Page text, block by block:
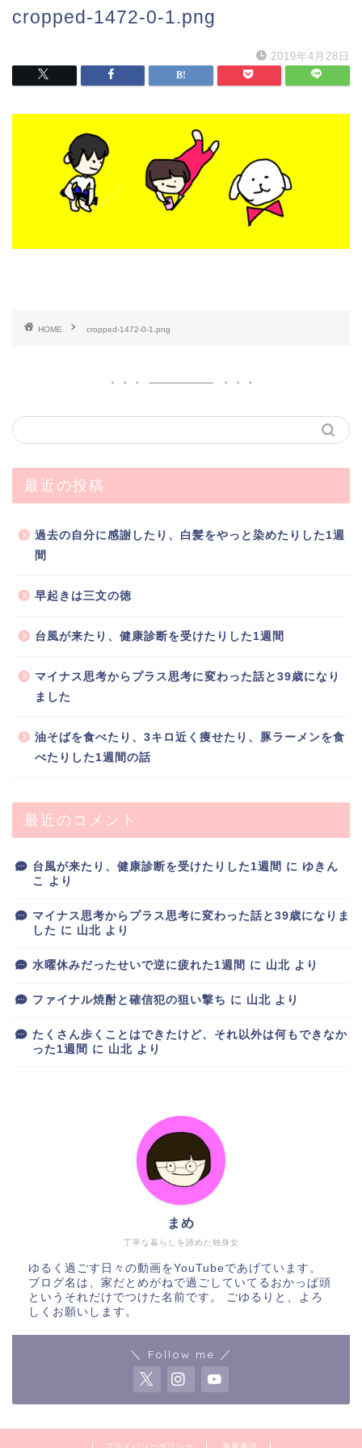
cropped-1472-0-1.png
2019年4月28日
HOME cropped-1472-0-1.png
最近の投稿
過去の自分に感謝したり、白髪をやっと染めたりした1週
間
早起きは三文の徳
台風が来たり、健康診断を受けたりした1週間
マイナス思考からプラス思考に変わった話と39歳になり
ました
油そばを食べたり、3キロ近く痩せたり、豚ラーメンを食
べたりした1週間の話
最近のコメント
台風が来たり、健康診断を受けたりした1週間 に ゆきん
こ より
マイナス思考からプラス思考に変わった話と39歳になりま
した に 山北 より
水曜休みだったせいで逆に疲れた1週間 に 山北 より
ファイナル焼酎と確信犯の狙い撃ち に 山北 より
たくさん歩くことはできたけど、それ以外は何もできなか
った1週間 に 山北 より
丁寧な暮らしを諦めた独身女
まめ
ゆるく過ごす日々の動画をYouTubeであげています。
ブログ名は、家だとめがねで過ごしていてるおかっぱ頭
というそれだけでつけた名前です。 ごゆるりと、よろ
しくお願いします。
＼ Follow me ／
プライバシーポリシー 免責事項